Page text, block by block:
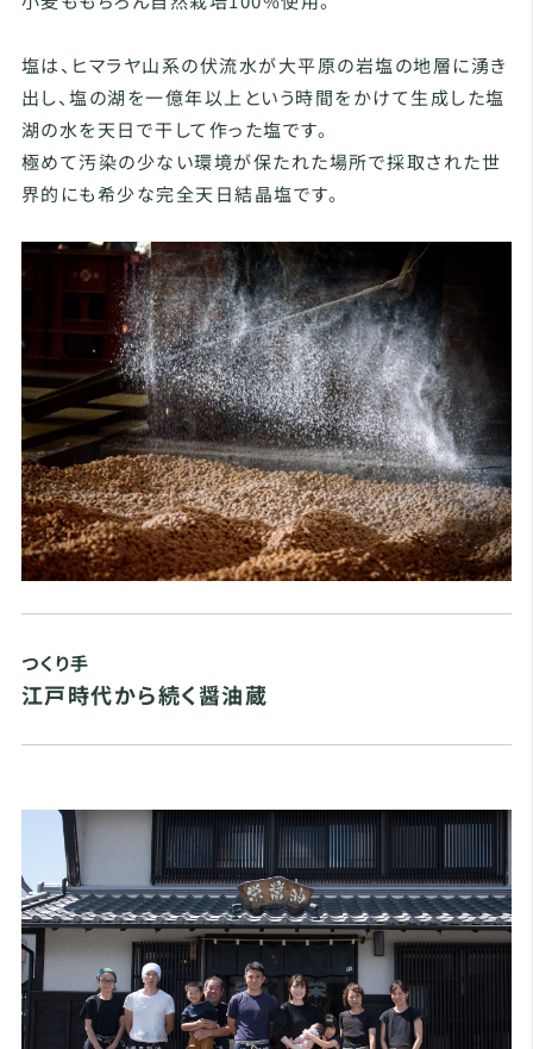
塩は、ヒマラヤ山系の伏流水が大平原の岩塩の地層に湧き
出し、塩の湖を一億年以上という時間をかけて生成した塩
湖の水を天日で干して作った塩です。
極めて汚染の少ない環境が保たれた場所で採取された世
界的にも希少な完全天日結晶塩です。
つくり手
江戸時代から続く醤油蔵